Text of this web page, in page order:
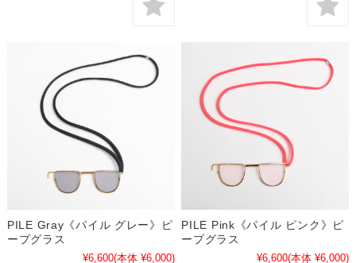
PILE Gray《パイル グレー》ピ
ープグラス
¥6,600(本体 ¥6,000)
PILE Pink《パイル ピンク》ピ
ープグラス
¥6,600(本体 ¥6,000)